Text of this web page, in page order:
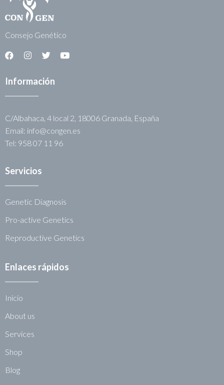
Consejo Genético
Información
C/Albahaca, 4 local 2, 18006 Granada, España
Email: info@congen.es
Tel: 958 07 11 96
Servicios
Genetic Diagnosis
Pro-active Genetics
Reproductive Genetics
Enlaces rápidos
Inicio
About us
Services
Shop
Blog